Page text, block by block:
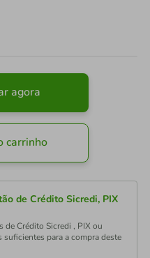
agora
carrinho
de Crédito Sicredi, PIX
de Crédito Sicredi , PIX ou
para a compra deste